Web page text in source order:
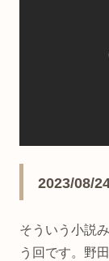
2023/08/
そういう小説
う回です。野